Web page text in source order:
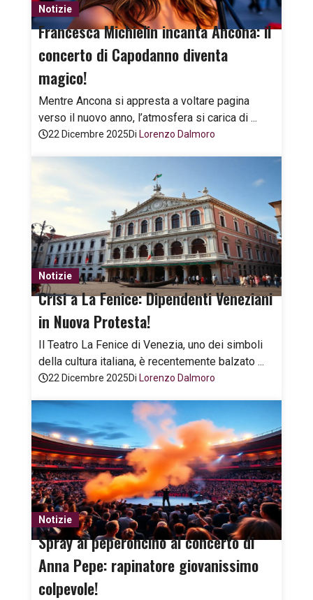
Notizie
Francesca Michielin incanta Ancona: il
concerto di Capodanno diventa
magico!
Mentre Ancona si appresta a voltare pagina
verso il nuovo anno, l’atmosfera si carica di ...
22 Dicembre 2025Di Lorenzo Dalmoro
Notizie
Crisi a La Fenice: Dipendenti Veneziani
in Nuova Protesta!
Il Teatro La Fenice di Venezia, uno dei simboli
della cultura italiana, è recentemente balzato ...
22 Dicembre 2025Di Lorenzo Dalmoro
Notizie
Spray al peperoncino al concerto di
Anna Pepe: rapinatore giovanissimo
colpevole!